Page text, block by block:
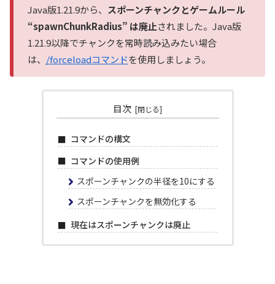
Java版1.21.9から、 スポーンチャンクとゲームルール
“spawnChunkRadius” は廃止されました。Java版
1.21.9以降でチャンクを常時読み込みたい場合
は、 /forceloadコマンドを使用しましょう。
目次
コマンドの構文
コマンドの使用例
スポーンチャンクの半径を10にする
スポーンチャンクを無効化する
現在はスポーンチャンクは廃止